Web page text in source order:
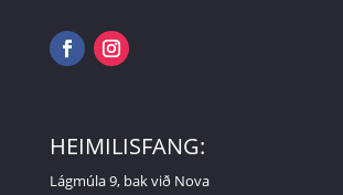
HEIMILISFANG:
Lágmúla 9, bak við Nova